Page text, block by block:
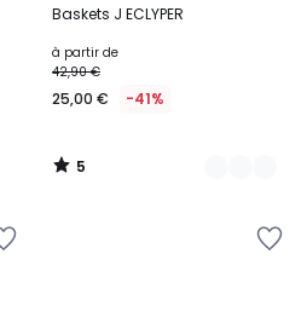
Baskets J ECLYPER
à partir de
42,90 €
25,00 € -41%
/
Couleurs
5
/